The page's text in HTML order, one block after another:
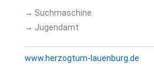
→ Suchmaschine
→ Jugendamt
www.herzogtum-lauenburg.de